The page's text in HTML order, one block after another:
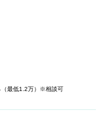
最低1.2万）※相談可